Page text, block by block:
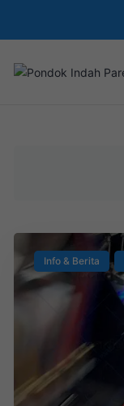
Info & Berita